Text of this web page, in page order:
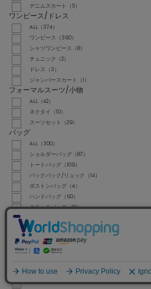
デニムスカート（5）
ワンピース/ドレス
ALL（374）
ワンピース（360）
シャツワンピース（8）
チュニック（2）
ドレス（3）
ジャンパースカート（1）
フォーマルスーツ/小物
ALL（42）
ネクタイ（10）
スーツセット（29）
バッグ
ALL（300）
ショルダーバッグ（87）
トートバッグ（109）
バックパック/リュック（14）
ボストンバッグ（4）
ハンドバッグ（60）
クラッチバッグ（10）
かごバッグ（13）
シューズ
ALL（237）
サンダル（73）
パンプス（21）